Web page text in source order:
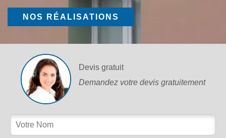
NOS RÉALISATIONS
Devis gratuit
Demandez votre devis gratuitement